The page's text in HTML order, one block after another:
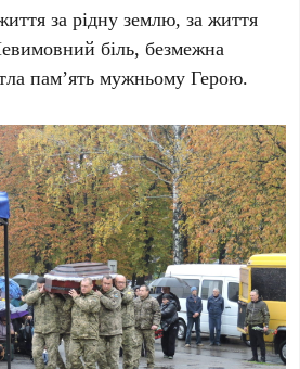
за рідну землю, за життя
біль, безмежна
пам’ять мужньому Герою.